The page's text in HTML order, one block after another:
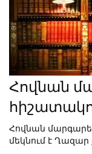
Հովնան
Հովնան
մեկնում է